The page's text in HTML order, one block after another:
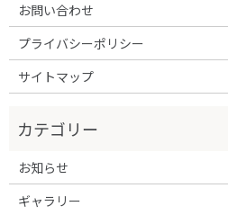
お問い合わせ
プライバシーポリシー
サイトマップ
お知らせ
ギャラリー